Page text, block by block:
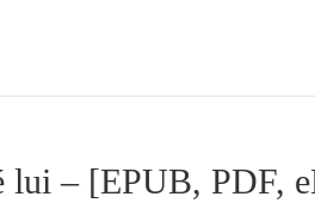
lui – [EPUB, PDF,